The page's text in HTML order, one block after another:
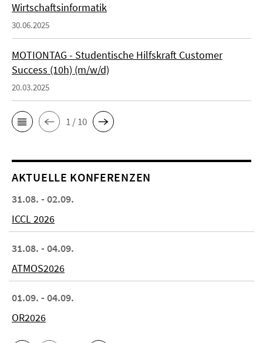
Wirtschaftsinformatik
30.06.2025
MOTIONTAG - Studentische Hilfskraft Customer
Success (10h) (m/w/d)
20.03.2025
1 / 10
AKTUELLE KONFERENZEN
31.08. - 02.09.
ICCL 2026
31.08. - 04.09.
ATMOS2026
01.09. - 04.09.
OR2026